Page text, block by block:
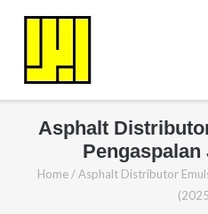
Asphalt
Pengaspalan
Home /Asphalt Distributor